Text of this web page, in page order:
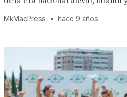
MkMacPress • hace 9 años